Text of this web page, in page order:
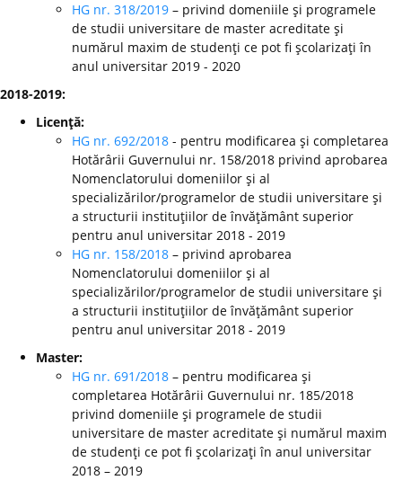
HG nr. 318/2019 – privind domeniile şi programele
de studii universitare de master acreditate şi
numărul maxim de studenţi ce pot fi şcolarizaţi în
anul universitar 2019 - 2020
2018-2019:
Licenţă:
HG nr. 692/2018 - pentru modificarea şi completarea
Hotărârii Guvernului nr. 158/2018 privind aprobarea
Nomenclatorului domeniilor şi al
specializărilor/programelor de studii universitare şi
a structurii instituţiilor de învăţământ superior
pentru anul universitar 2018 - 2019
HG nr. 158/2018 – privind aprobarea
Nomenclatorului domeniilor şi al
specializărilor/programelor de studii universitare şi
a structurii instituţiilor de învăţământ superior
pentru anul universitar 2018 - 2019
Master:
HG nr. 691/2018 – pentru modificarea şi
completarea Hotărârii Guvernului nr. 185/2018
privind domeniile şi programele de studii
universitare de master acreditate şi numărul maxim
de studenţi ce pot fi şcolarizaţi în anul universitar
2018 – 2019